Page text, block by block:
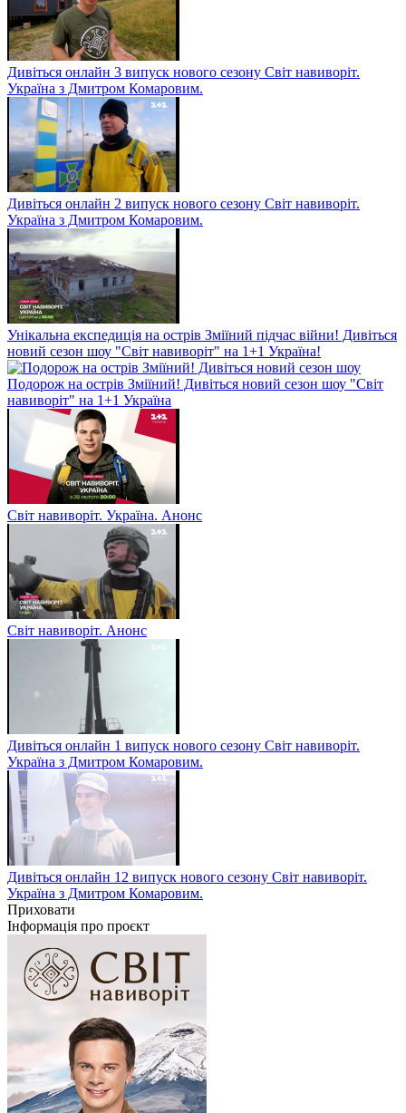
Дивіться онлайн 3 випуск нового сезону Світ навиворіт.
Україна з Дмитром Комаровим.
Дивіться онлайн 2 випуск нового сезону Світ навиворіт.
Україна з Дмитром Комаровим.
Унікальна експедиція на острів Зміїний підчас війни! Дивіться
новий сезон шоу "Світ навиворіт" на 1+1 Україна!
Подорож на острів Зміїний! Дивіться новий сезон шоу "Світ
навиворіт" на 1+1 Україна
Світ навиворіт. Україна. Анонс
Світ навиворіт. Анонс
Дивіться онлайн 1 випуск нового сезону Світ навиворіт.
Україна з Дмитром Комаровим.
Дивіться онлайн 12 випуск нового сезону Світ навиворіт.
Україна з Дмитром Комаровим.
Приховати
Інформація про проєкт